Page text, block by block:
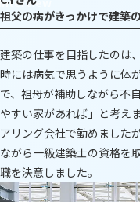
祖父の病がきっかけで建築
建築の仕事を目指したのは
時には病気で思うように体
で、祖母が補助しながら不
やすい家があれば」と考え
アリング会社で勤めました
ながら一級建築士の資格を
職を決意しました。